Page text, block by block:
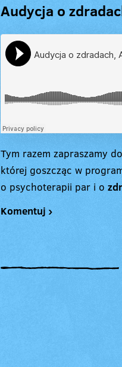
Audycja o
Tym razem zapraszamy
której goszcząc w
o psychoterapii par i o
Komentuj ›